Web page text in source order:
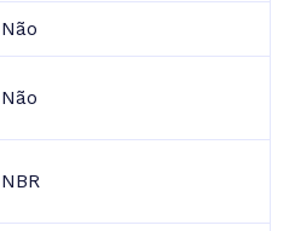
Não
Não
NBR